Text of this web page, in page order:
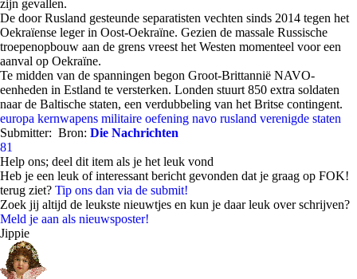
zijn gevallen.
De door Rusland gesteunde separatisten vechten sinds 2014 tegen het
Oekraïense leger in Oost-Oekraïne. Gezien de massale Russische
troepenopbouw aan de grens vreest het Westen momenteel voor een
aanval op Oekraïne.
Te midden van de spanningen begon Groot-Brittannië NAVO-
eenheden in Estland te versterken. Londen stuurt 850 extra soldaten
naar de Baltische staten, een verdubbeling van het Britse contingent.
europa kernwapens militaire oefening navo rusland verenigde staten
Submitter: Bron: Die Nachrichten
81
Help ons; deel dit item als je het leuk vond
Heb je een leuk of interessant bericht gevonden dat je graag op FOK!
terug ziet? Tip ons dan via de submit!
Zoek jij altijd de leukste nieuwtjes en kun je daar leuk over schrijven?
Meld je aan als nieuwsposter!
Jippie